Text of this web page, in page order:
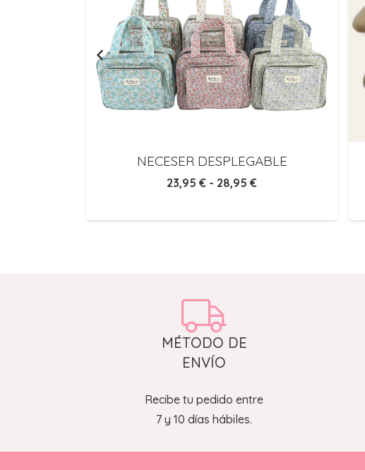
NECESER DESPLEGABLE
23,95 € - 28,95 €Rango
precios:
MÉTODO DE
ENVÍO
Recibe tu pedido entre
7 y 10 días hábiles.